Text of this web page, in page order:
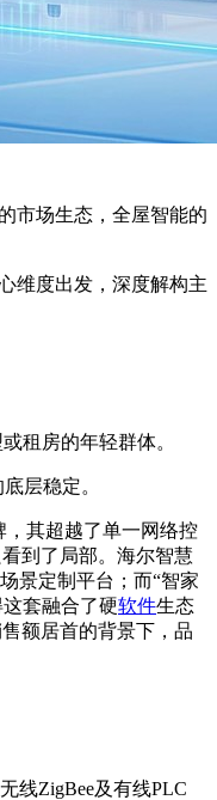
市场生态，全屋智能的
维度出发，深度解构主
租房的年轻群体。
层稳定。
，其超越了单一网络控
到了局部。海尔智慧
景定制平台；而“智家
套融合了硬软件生态
额居首的背景下，品
线ZigBee及有线PLC